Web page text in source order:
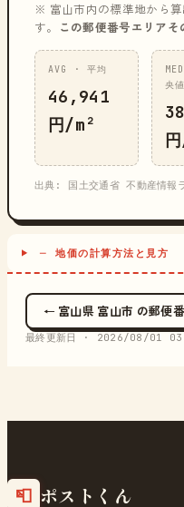
※ 富山市内の標準地から
す。
この郵便番号エリア
AVG · 平均
46,941
円/m²
央値
出典: 国土交通省 不動産情報
─ 地価の計算方法と見方
← 富山県 富山市 の郵便
最終更新日 · 2026/08/01
📮 ポストくん